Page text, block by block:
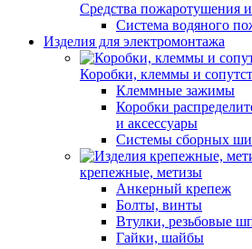
Средства пожаротушения
Система водяного
Изделия для электромонтажа
Коробки, клеммы и
Клеммные зажимы
Коробки
и аксессуары
Системы сборных
крепежные, метизы
Анкерный крепеж
Болты, винты
Втулки, резьбовые
Гайки, шайбы